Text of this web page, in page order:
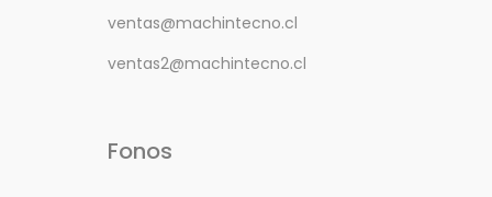
ventas@machintecno.cl
ventas2@machintecno.cl
Fonos